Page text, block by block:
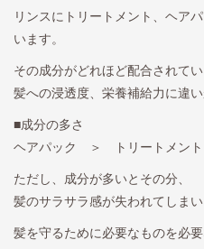
リンスにトリートメント、ヘア
います。
その成分がどれほど配合されて
髪への浸透度、栄養補給力に違い
■成分の多さ
ヘアパック ＞ トリートメン
ただし、成分が多いとその分、
髪のサラサラ感が失われてしまい
髪を守るために必要なものを必